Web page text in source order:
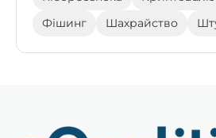
Фішинг
Шахрайство